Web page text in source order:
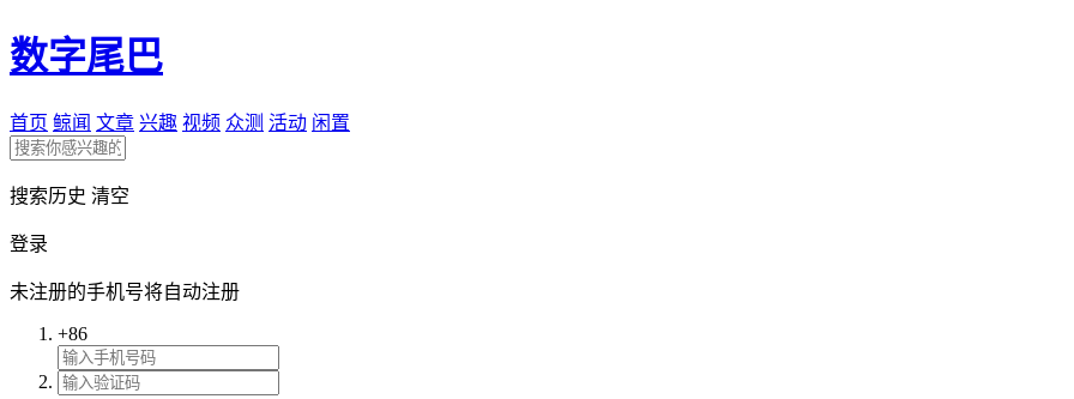
数字尾巴
首页 鲸闻 文章 兴趣 视频 众测 活动 闲置
搜索历史 清空
登录
未注册的手机号将自动注册
+86